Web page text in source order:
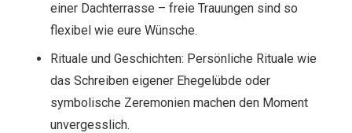
einer Dachterrasse – freie Trauungen sind so
flexibel wie eure Wünsche.
Rituale und Geschichten: Persönliche Rituale wie
das Schreiben eigener Ehegelübde oder
symbolische Zeremonien machen den Moment
unvergesslich.